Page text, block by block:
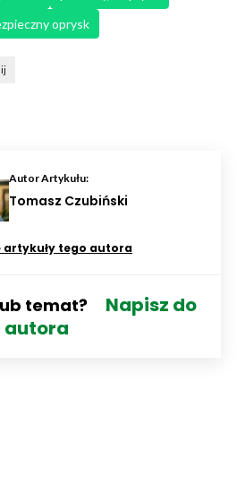
oprysk
Autor Artykułu:
Tomasz Czubiński
artykuły tego autora
temat?
Napisz do
autora